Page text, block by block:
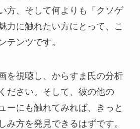
方、そして何よりも「クソゲ
力に触れたい方にとって、こ
テンツです。
を視聴し、からすま氏の分析
ださい。そして、彼の他の
ーにも触れてみれば、きっと
み方を発見できるはずです。